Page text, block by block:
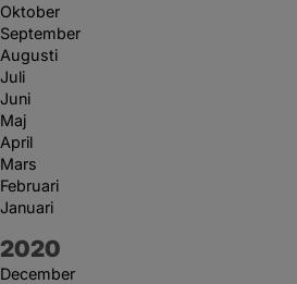
Oktober
September
Augusti
Juli
Juni
Maj
April
Mars
Februari
Januari
År:
2020
December